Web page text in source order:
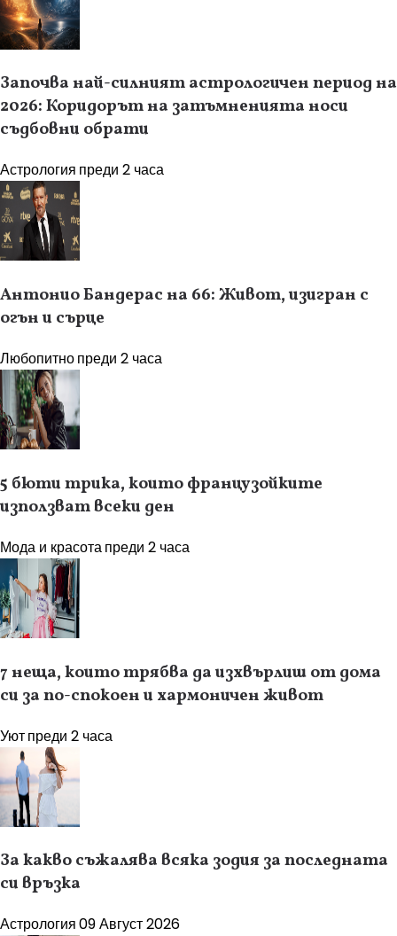
Започва най-силният астрологичен период на
2026: Коридорът на затъмненията носи
съдбовни обрати
Астрология преди 2 часа
Антонио Бандерас на 66: Живот, изигран с
огън и сърце
Любопитнопреди 2 часа
5 бюти трика, които французойките
използват всеки ден
Мода и красотапреди 2 часа
7 неща, които трябва да изхвърлиш от дома
си за по-спокоен и хармоничен живот
Уютпреди 2 часа
За какво съжалява всяка зодия за последната
си връзка
Астрология09 Август 2026